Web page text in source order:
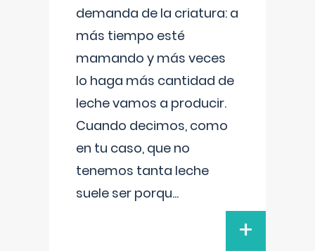
demanda de la criatura: a
más tiempo esté
mamando y más veces
lo haga más cantidad de
leche vamos a producir.
Cuando decimos, como
en tu caso, que no
tenemos tanta leche
suele ser porqu...
+